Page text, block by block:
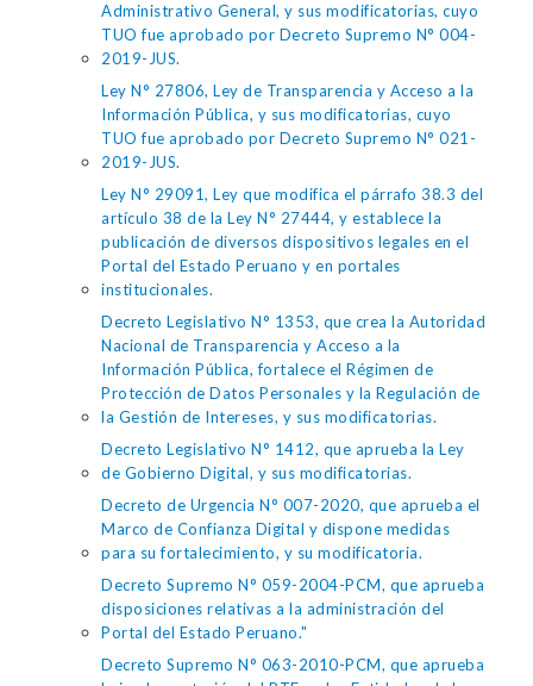
Administrativo General, y sus modificatorias, cuyo
TUO fue aprobado por Decreto Supremo N° 004-
2019-JUS.
Ley N° 27806, Ley de Transparencia y Acceso a la
Información Pública, y sus modificatorias, cuyo
TUO fue aprobado por Decreto Supremo N° 021-
2019-JUS.
Ley N° 29091, Ley que modifica el párrafo 38.3 del
artículo 38 de la Ley N° 27444, y establece la
publicación de diversos dispositivos legales en el
Portal del Estado Peruano y en portales
institucionales.
Decreto Legislativo N° 1353, que crea la Autoridad
Nacional de Transparencia y Acceso a la
Información Pública, fortalece el Régimen de
Protección de Datos Personales y la Regulación de
la Gestión de Intereses, y sus modificatorias.
Decreto Legislativo N° 1412, que aprueba la Ley
de Gobierno Digital, y sus modificatorias.
Decreto de Urgencia N° 007-2020, que aprueba el
Marco de Confianza Digital y dispone medidas
para su fortalecimiento, y su modificatoria.
Decreto Supremo N° 059-2004-PCM, que aprueba
disposiciones relativas a la administración del
Portal del Estado Peruano."
Decreto Supremo N° 063-2010-PCM, que aprueba